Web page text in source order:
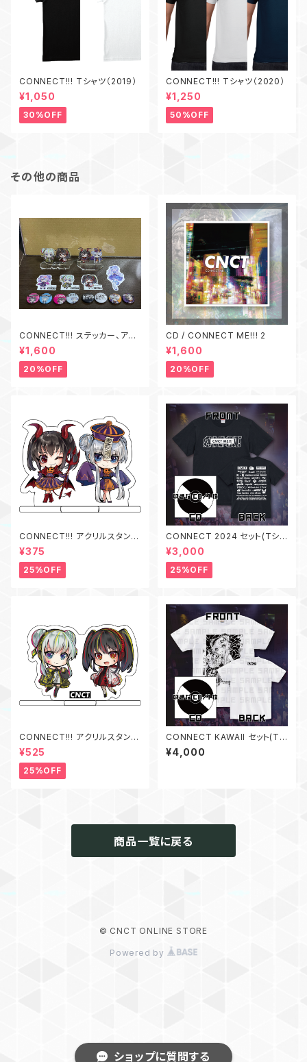
ショップに質問する
CONNECT!!! Tシャツ（2019）
¥1,050
30%OFF
CONNECT!!! Tシャツ（2020）
¥1,250
50%OFF
その他の商品
CONNECT!!! ステッカー、アク
リルスタンド、缶バッジ セット
¥1,600
20%OFF
CD / CONNECT ME!!! 2
¥1,600
20%OFF
CONNECT!!! アクリルスタンド
ハロウィン.Ver
¥375
25%OFF
CONNECT 2024 セット(Tシャ
ツ + CD)
¥3,000
25%OFF
CONNECT!!! アクリルスタンド
AINU.Ver
¥525
25%OFF
CONNECT KAWAII セット(Tシ
ャツ + CD)
¥4,000
商品一覧に戻る
© CNCT ONLINE STORE
Powered by